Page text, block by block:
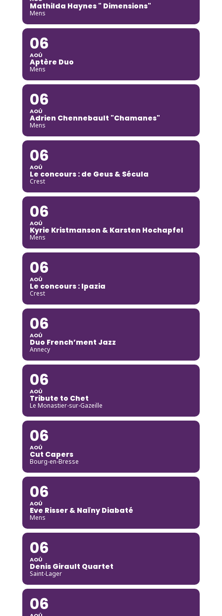
Mathilda Haynes " Dimensions"
Mens
06
AOÛ
Aptère Duo
Mens
06
AOÛ
Adrien Chennebault "Chamanes"
Mens
06
AOÛ
Le concours : de Geus & Sécula
Crest
06
AOÛ
Kyrie Kristmanson & Karsten Hochapfel
Mens
06
AOÛ
Le concours : Ipazia
Crest
06
AOÛ
Duo French’ment Jazz
Annecy
06
AOÛ
Tribute to Chet
Le Monastier-sur-Gazeille
06
AOÛ
Cut Capers
Bourg-en-Bresse
06
AOÛ
Eve Risser & Naïny Diabaté
Mens
06
AOÛ
Denis Girault Quartet
Saint-Lager
06